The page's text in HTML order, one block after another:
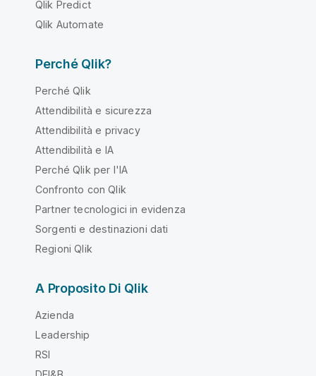
Qlik Predict
Qlik Automate
Perché Qlik?
Perché Qlik
Attendibilità e sicurezza
Attendibilità e privacy
Attendibilità e IA
Perché Qlik per l'IA
Confronto con Qlik
Partner tecnologici in evidenza
Sorgenti e destinazioni dati
Regioni Qlik
A Proposito Di Qlik
Azienda
Leadership
RSI